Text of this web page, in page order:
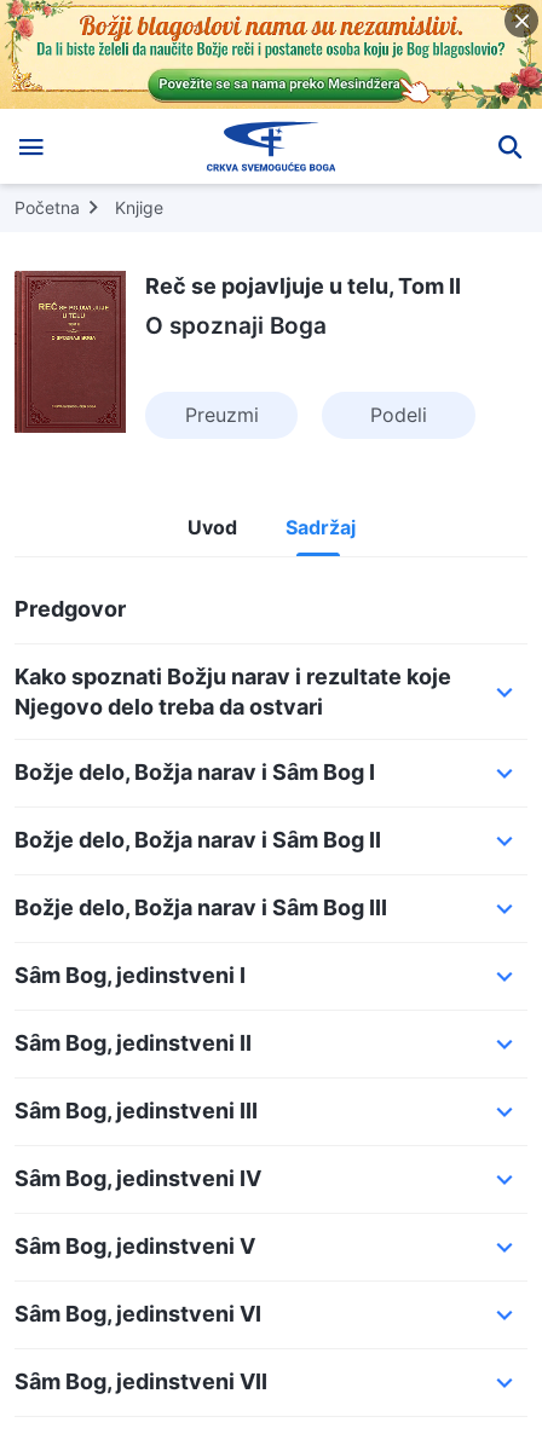
Početna Knjige
Reč se pojavljuje u telu, Tom II
O spoznaji Boga
Preuzmi Podeli
Uvod Sadržaj
Predgovor
Kako spoznati Božju narav i rezultate koje
Njegovo delo treba da ostvari
Božje delo, Božja narav i Sȃm Bog I
Božje delo, Božja narav i Sȃm Bog II
Božje delo, Božja narav i Sȃm Bog III
Sȃm Bog, jedinstveni I
Sȃm Bog, jedinstveni II
Sȃm Bog, jedinstveni III
Sȃm Bog, jedinstveni IV
Sȃm Bog, jedinstveni V
Sȃm Bog, jedinstveni VI
Sȃm Bog, jedinstveni VII